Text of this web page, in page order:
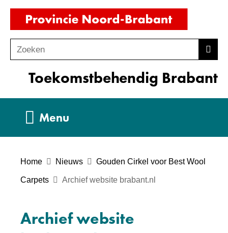
Ga
de
inhoud
o
Zoeken
Toekomstbehendig Brabant
Menu
Home Nieuws Gouden Cirkel voor Best Wool
Carpets Archief website brabant.nl
Archief website